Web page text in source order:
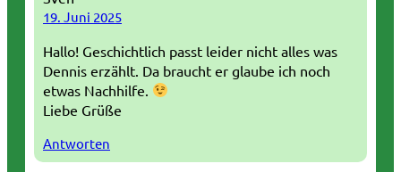
19. Juni 2025
Hallo! Geschichtlich passt leider nicht alles was
Dennis erzählt. Da braucht er glaube ich noch
etwas Nachhilfe.
Liebe Grüße
Antworten